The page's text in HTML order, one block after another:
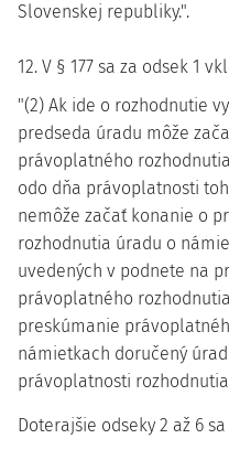
Slovenskej republiky.".
12. V § 177 sa za odsek 1
"(2) Ak ide o rozhodnutie
predseda úradu môže
právoplatného
odo dňa právoplatnosti
nemôže začať konanie o
rozhodnutia úradu o
uvedených v podnete na
právoplatného
preskúmanie
námietkach doručený
právoplatnosti
Doterajšie odseky 2 až 6